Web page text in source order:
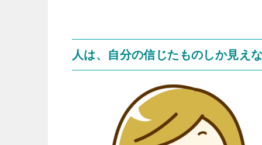
人は、自分の信じたものしか見え